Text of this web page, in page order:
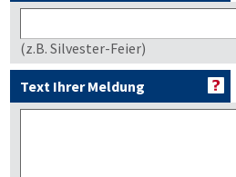
(z.B. Silvester-Feier)
Text Ihrer Meldung